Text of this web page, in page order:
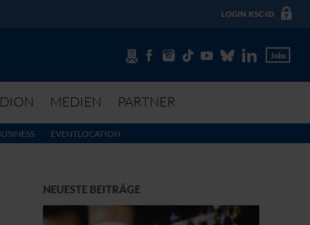
LOGIN KSC-ID
Jobs
MEDIEN PARTNER
EVENTLOCATION
NEUESTE BEITRÄGE